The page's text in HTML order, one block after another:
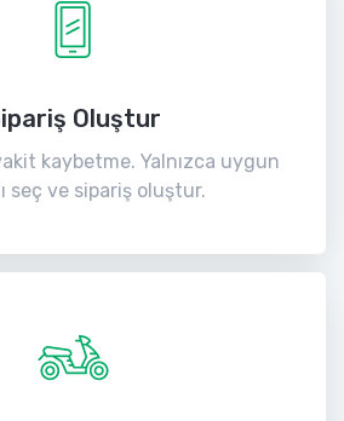
Oluştur
kaybetme. Yalnızca uygun
seç ve sipariş oluştur.